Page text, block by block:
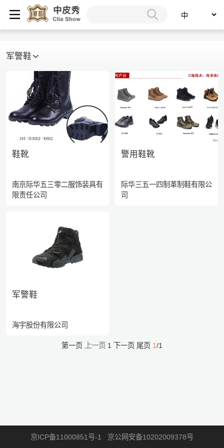
军警鞋
鞋靴
南京际华五三零二服饰装具有
限责任公司
警用鞋靴
际华三五一四制革制鞋有限公
司
军警鞋
海宇股份有限公司
第一页 上一页 1 下一页 尾页 1/1
京ICP备11000851号-1 京公网安备10202009378号